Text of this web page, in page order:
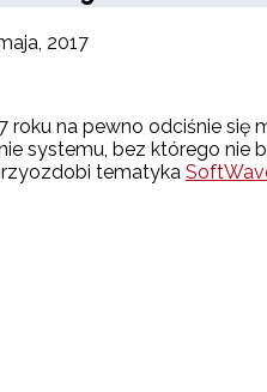
2017
roku na pewno odciśnie
systemu, bez którego nie
tematyka